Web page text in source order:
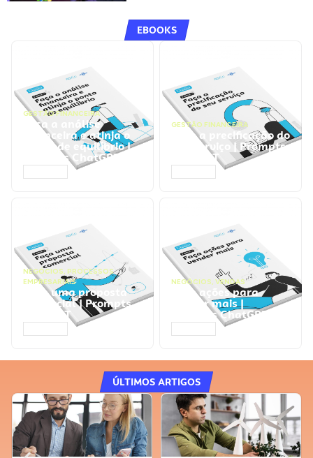
EBOOKS
GESTÃO FINANCEIRA
Faça a análise
financeira e atinja o
ponto de equilíbrio |
Prompts ChatGPT
GESTÃO FINANCEIRA
Faça a precificação do
seu serviço | Prompts
ChatGPT
NEGÓCIOS, PROCESSOS
EMPRESARIAIS
Faça uma proposta
comercial | Prompts
ChatGPT
NEGÓCIOS, VENDAS
Faça ações para
vender mais |
Prompts ChatGPT
ÚLTIMOS ARTIGOS